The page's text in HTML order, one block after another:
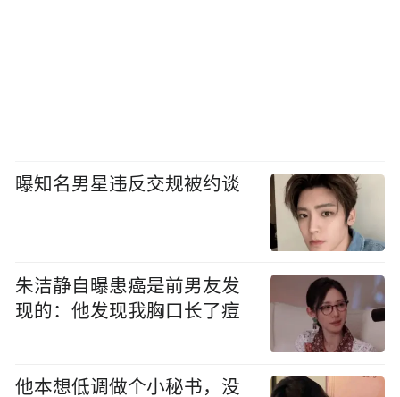
曝知名男星违反交规被约谈
朱洁静自曝患癌是前男友发
现的：他发现我胸口长了痘
他本想低调做个小秘书，没